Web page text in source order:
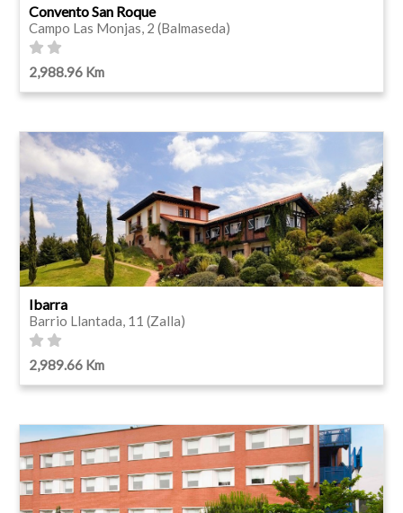
Convento San Roque
Campo Las Monjas, 2 (Balmaseda)
2,988.96 Km
Ibarra
Barrio Llantada, 11 (Zalla)
2,989.66 Km